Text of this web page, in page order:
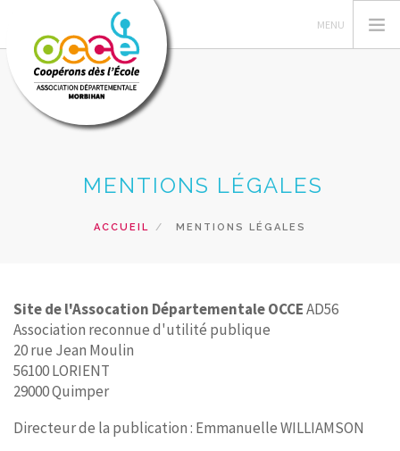
GÉRER SA COOPÉRATIVE
RECHERCHER
CONTACT
MENTIONS LÉGALES
ACCUEIL MENTIONS LÉGALES
Site de l'Assocation Départementale OCCEAD56
Association reconnue d'utilité publique
20 rue Jean Moulin
56100 LORIENT
29000 Quimper
Directeur de la publication : Emmanuelle WILLIAMSON